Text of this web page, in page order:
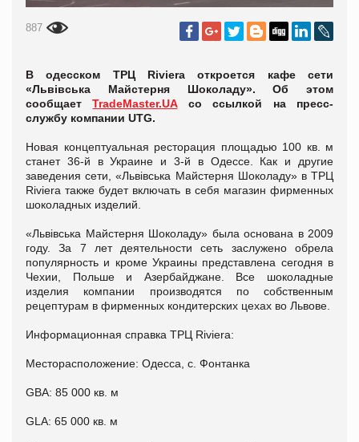
887
В одесском ТРЦ Riviera откроется кафе сети
«Львівська Майстерня Шоколаду». Об этом
сообщаетTradeMaster.UAсо ссылкой на пресс-
службу компании UTG.
Новая концептуальная ресторация площадью 100 кв. м
станет 36-й в Украине и 3-й в Одессе. Как и другие
заведения сети, «Львівська Майстерня Шоколаду» в ТРЦ
Riviera также будет включать в себя магазин фирменных
шоколадных изделий.
«Львівська Майстерня Шоколаду» была основана в 2009
году. За 7 лет деятельности сеть заслужено обрела
популярность и кроме Украины представлена сегодня в
Чехии, Польше и Азербайджане. Все шоколадные
изделия компании производятся по собственным
рецептурам в фирменных кондитерских цехах во Львове.
Информационная справка ТРЦ Riviera:
Месторасположение: Одесса, с. Фонтанка
GBA: 85 000 кв. м
GLA: 65 000 кв. м